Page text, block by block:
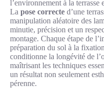
l’environnement à la terrasse
La pose correcte d’une
manipulation aléatoire des
minutie, précision et un
montage. Chaque étape de
préparation du sol à la
conditionne la longévité de
maîtrisant les techniques
un résultat non seulement
pérenne.